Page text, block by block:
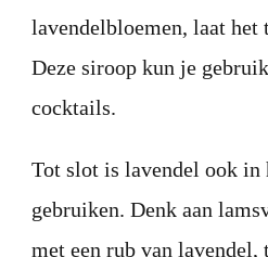
lavendelbloemen, laat
Deze siroop kun je
cocktails.
Tot slot is lavendel ook in
gebruiken. Denk aan
met een rub van lavendel,